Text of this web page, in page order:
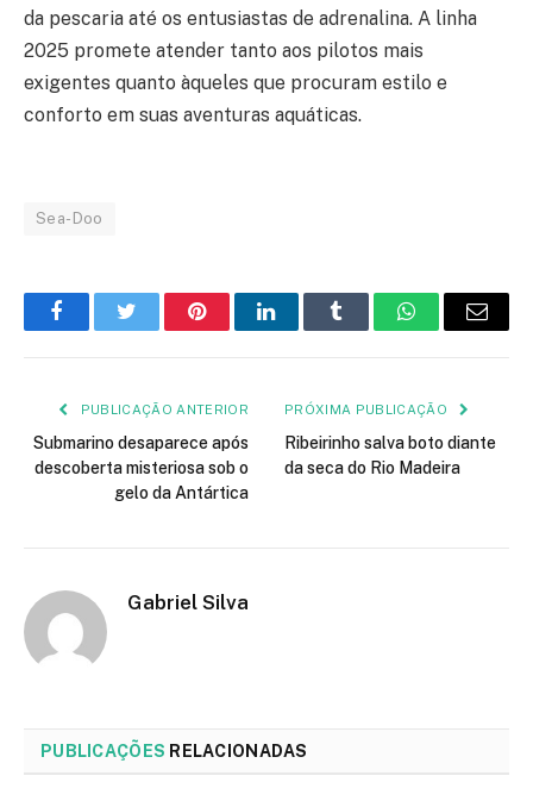
da pescaria até os entusiastas de adrenalina. A linha
2025 promete atender tanto aos pilotos mais
exigentes quanto àqueles que procuram estilo e
conforto em suas aventuras aquáticas.
Sea-Doo
FacebookTwitter PinterestLinkedInTumblr WhatsApp
E-
PUBLICAÇÃO ANTERIOR
Submarino desaparece após
descoberta misteriosa sob o
gelo da Antártica
PRÓXIMA PUBLICAÇÃO
Ribeirinho salva boto diante
da seca do Rio Madeira
Gabriel Silva
PUBLICAÇÕES RELACIONADAS